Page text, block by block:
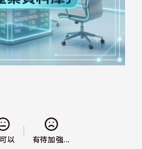
以 有待加強...